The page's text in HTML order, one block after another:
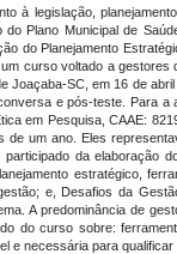
à legislação,
Plano Municipal de
do Planejamento
curso voltado a gestores
Joaçaba-SC, em 16 de
e pós-teste. Para a
em Pesquisa, CAAE:
um ano. Eles
da elaboração
estratégico,
e, Desafios da
A predominância de
do curso sobre:
e necessária para qualificar